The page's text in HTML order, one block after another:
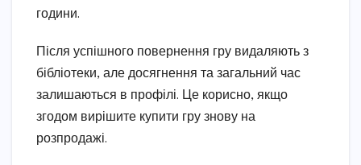
години.
Після успішного повернення гру видаляють з
бібліотеки, але досягнення та загальний час
залишаються в профілі. Це корисно, якщо
згодом вирішите купити гру знову на
розпродажі.